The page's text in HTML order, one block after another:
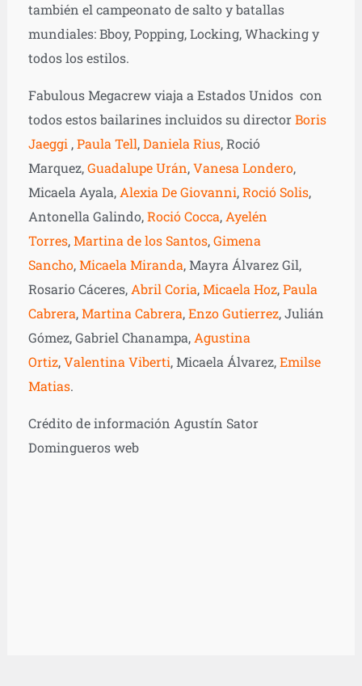
también el campeonato de salto y batallas
mundiales: Bboy, Popping, Locking, Whacking y
todos los estilos.
Fabulous Megacrew viaja a Estados Unidos con
todos estos bailarines incluidos su directorBoris
Jaeggi,Paula Tell,Daniela Rius, Roció
Marquez,Guadalupe Urán,Vanesa Londero,
Micaela Ayala,Alexia De Giovanni,Roció Solis,
Antonella Galindo,Roció Cocca,Ayelén
Torres,Martina de los Santos,Gimena
Sancho,Micaela Miranda, Mayra Álvarez Gil,
Rosario Cáceres,Abril Coria,Micaela Hoz,Paula
Cabrera,Martina Cabrera,Enzo Gutierrez, Julián
Gómez, Gabriel Chanampa,Agustina
Ortiz,Valentina Viberti, Micaela Álvarez,Emilse
Matias.
Crédito de información Agustín Sator
Domingueros web